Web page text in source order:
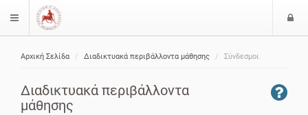
$langMenu
Αρχική Σελίδα Διαδικτυακά περιβάλλοντα μάθησης Σύνδεσμοι
Διαδικτυακά περιβάλλοντα
μάθησης